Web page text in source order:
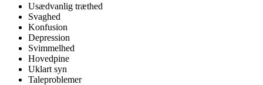
Usædvanlig træthed
Svaghed
Konfusion
Depression
Svimmelhed
Hovedpine
Uklart syn
Taleproblemer